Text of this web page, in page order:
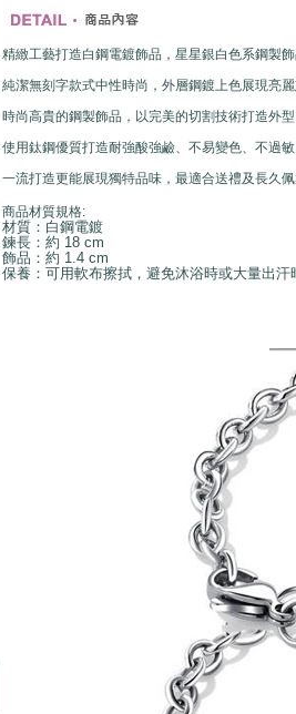
精緻工藝打造白鋼電鍍飾品，星星銀白色系鋼製
純潔無刻字款式中性時尚，外層鋼鍍上色展現亮
時尚高貴的鋼製飾品，以完美的切割技術打造外
使用鈦鋼優質打造耐強酸強鹼、不易變色、不過
一流打造更能展現獨特品味，最適合送禮及長久
商品材質規格:
材質：白鋼電鍍
鍊長：約 18 cm
飾品：約 1.4 cm
保養：可用軟布擦拭，避免沐浴時或大量出汗